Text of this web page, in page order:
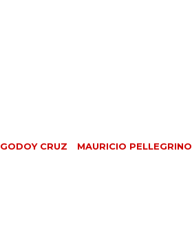
GODOY CRUZ
MAURICIO PELLEGRINO